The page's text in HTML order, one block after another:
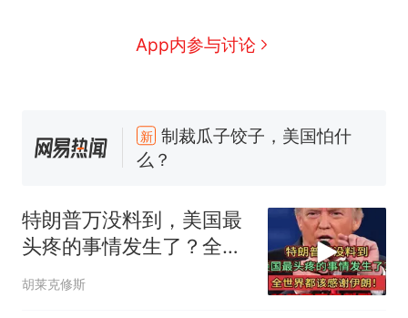
App内参与讨论
人生
新 制裁瓜子饺子，美国怕什
么？
号，仅凭视频评出？中国烹饪
协会回应
男子上山采菌偶然发现鸡枞菌
窝，原地守1天等它长大：挖了
美国渔民钓获鲨鱼徒手将其拽
特朗普万没料到，美国最
头疼的事情发生了？全世
界都该感谢伊朗！
胡莱克修斯